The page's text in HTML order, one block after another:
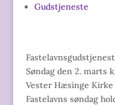
Gudstjeneste
Søndag den 2. marts
Vester Hæsinge Kirke
Fastelavns søndag